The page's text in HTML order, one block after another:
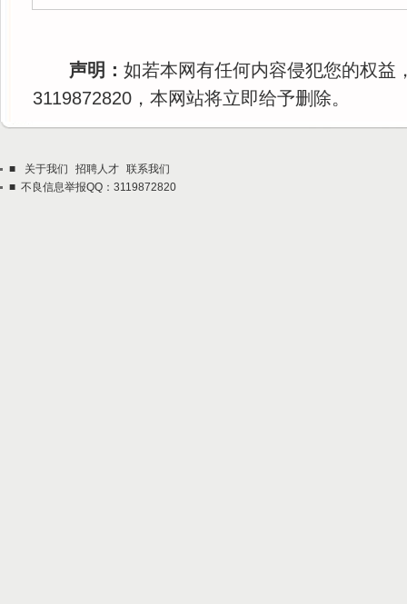
声明： 如若本网有任何内容侵犯您的权益
3119872820，本网站将立即给予删除。
■ 关于我们 招聘人才 联系我们
■ 不良信息举报QQ：3119872820